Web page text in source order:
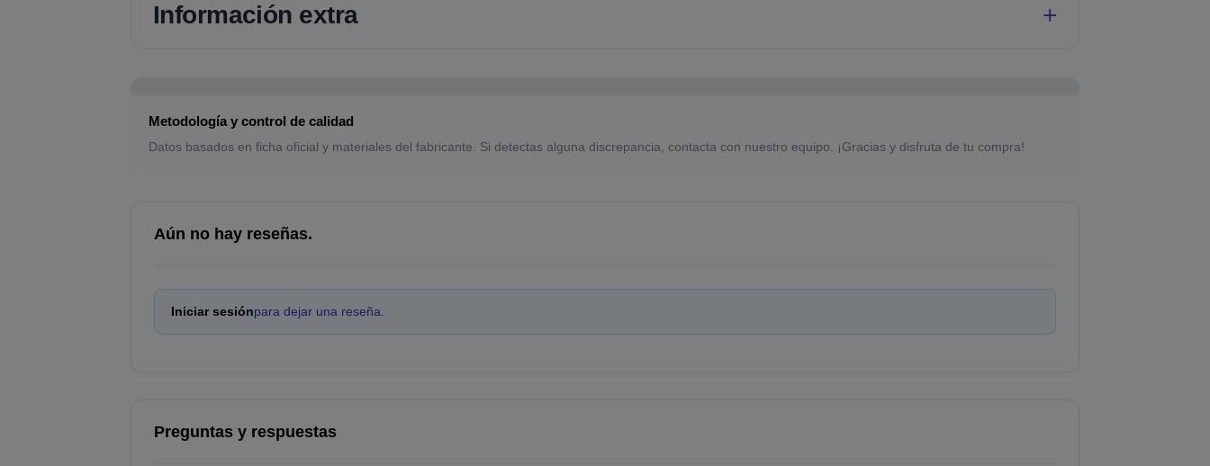
Información extra
Metodología y control de calidad
Datos basados en ficha oficial y materiales del fabricante. Si detectas alguna discrepancia, contacta con nuestro equipo. ¡Gracias y disfruta de tu compra!
Aún no hay reseñas.
Iniciar sesiónpara dejar una reseña.
Preguntas y respuestas